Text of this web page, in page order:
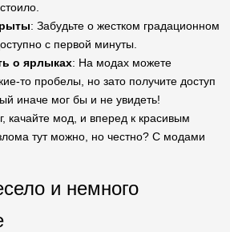
: Забудьте о жестком градационном
с первой минуты.
о ярлыках: На модах можете
то пробелы, но зато получите доступ
иначе мог бы и не увидеть!
качайте мод, и вперед к красивым
тут можно, но честно? С модами
и немного